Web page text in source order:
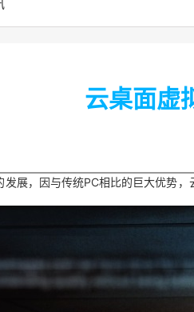
云桌面虚
发展，因与传统PC相比的巨大优势